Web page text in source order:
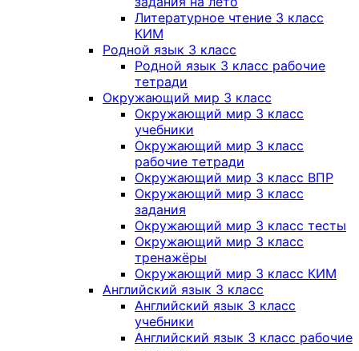
Литературное чтение 3 класс
КИМ
Родной язык 3 класс
Родной язык 3 класс рабочие
тетради
Окружающий мир 3 класс
Окружающий мир 3 класс
учебники
Окружающий мир 3 класс
рабочие тетради
Окружающий мир 3 класс ВПР
Окружающий мир 3 класс
задания
Окружающий мир 3 класс тесты
Окружающий мир 3 класс
тренажёры
Окружающий мир 3 класс КИМ
Английский язык 3 класс
Английский язык 3 класс
учебники
Английский язык 3 класс рабочие